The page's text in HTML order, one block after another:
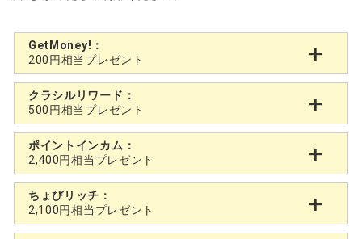
GetMoney!：
200円相当プレゼント
クラシルリワード：
500円相当プレゼント
ポイントインカム：
2,400円相当プレゼント
ちょびリッチ：
2,100円相当プレゼント